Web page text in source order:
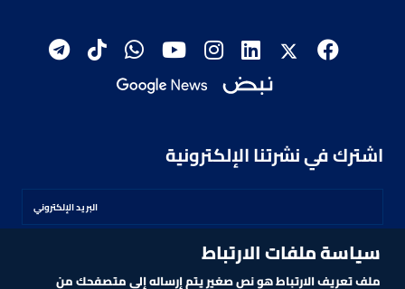
اشترك في نشرتنا الإلكترونية
اشترك
سياسة ملفات الارتباط
ملف تعريف الارتباط هو نص صغير يتم إرساله إلى متصفحك من